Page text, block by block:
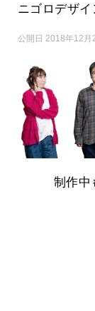
ニゴロデザイ
公開日 2018年12月
制作中